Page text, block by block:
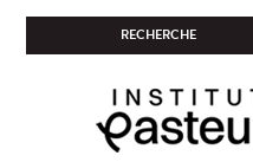
RECHERCHE